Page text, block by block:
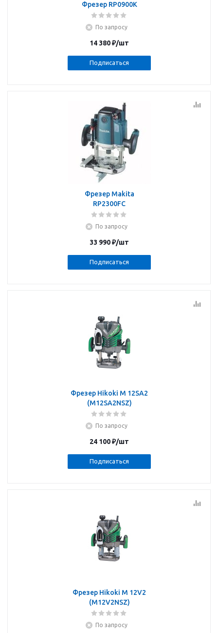
Фрезер RP0900K
По запросу
14 380₽/шт
Подписаться
Фрезер Makita
RP2300FC
По запросу
33 990₽/шт
Подписаться
Фрезер Hikoki M 12SA2
(M12SA2NSZ)
По запросу
24 100₽/шт
Подписаться
Фрезер Hikoki M 12V2
(M12V2NSZ)
По запросу